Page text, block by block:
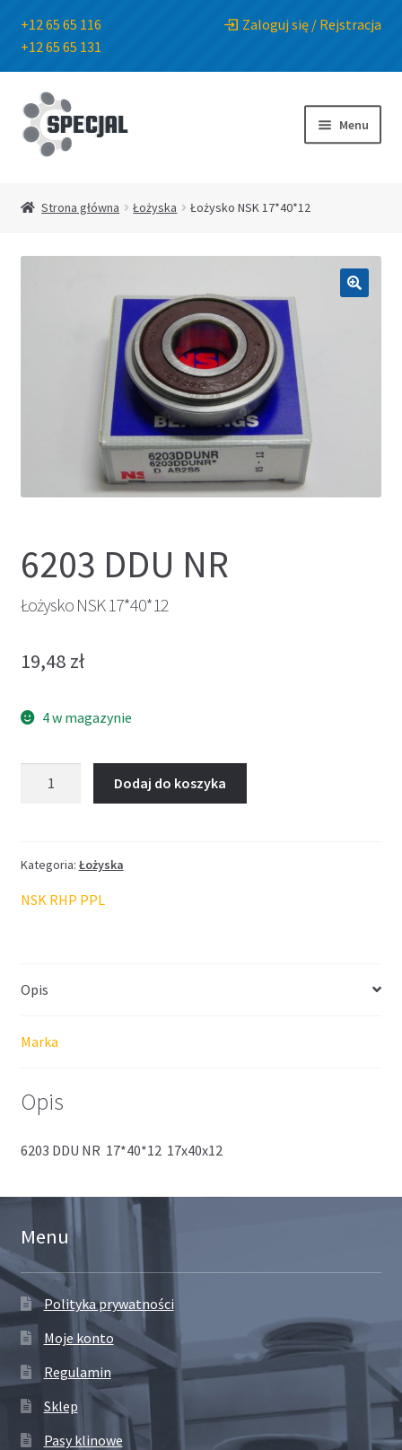
+12 65 65 116
+12 65 65 131
Zaloguj się / Rejstracja
Przejdź
do
nawigacji
Przejdź
do
treści
Menu
Strona główna Łożyska Łożysko NSK 17*40*12
6203 DDU NR
Łożysko NSK 17*40*12
19,48 zł
4 w magazynie
Dodaj do koszyka
Kategoria: Łożyska
NSK RHP PPL
Opis
Marka
Opis
6203 DDU NR 17*40*12 17x40x12
Menu
Polityka prywatności
Moje konto
Regulamin
Sklep
Pasy klinowe